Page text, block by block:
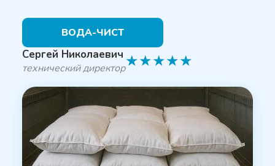
ВОДА-ЧИСТ
Сергей Николаевич
технический директор★★★★★